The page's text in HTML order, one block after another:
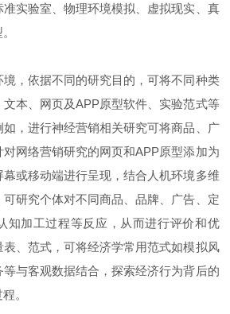
实验室、物理环境模拟、虚拟现实、真
，依据不同的研究目的，可将不同种类
本、网页及APP原型软件、实验范式等
，进行神经营销相关研究可将商品、广
网络营销研究的网页和APP原型添加为
或移动端进行呈现，结合人机环境多维
研究个体对不同商品、品牌、广告、定
知加工过程等反应，从而进行评价和优
、范式，可将经济学常用范式如模拟风
与客观数据结合，探索经济行为背后的
过程。